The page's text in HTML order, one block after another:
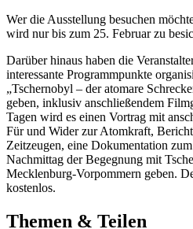
Wer die Ausstellung besuchen
wird nur bis zum 25. Februar zu
Darüber hinaus haben die
interessante Programmpunkte
„Tschernobyl – der atomare
geben, inklusiv anschließendem
Tagen wird es einen Vortrag mit
Für und Wider zur Atomkraft,
Zeitzeugen, eine Dokumentation
Nachmittag der Begegnung mit
Mecklenburg-Vorpommern geben.
kostenlos.
Themen & Teilen